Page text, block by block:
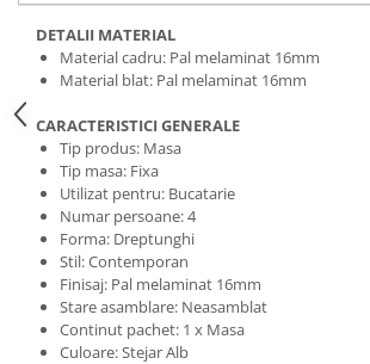
DETALII MATERIAL
Material cadru: Pal melaminat 16mm
Material blat: Pal melaminat 16mm
CARACTERISTICI GENERALE
Tip produs: Masa
Tip masa: Fixa
Utilizat pentru: Bucatarie
Numar persoane: 4
Forma: Dreptunghi
Stil: Contemporan
Finisaj: Pal melaminat 16mm
Stare asamblare: Neasamblat
Continut pachet: 1 x Masa
Culoare: Stejar Alb